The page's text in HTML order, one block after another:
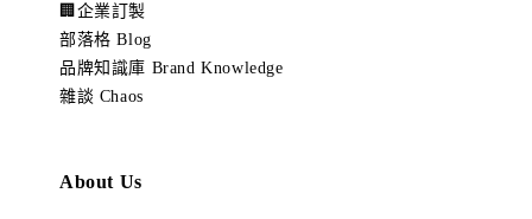
🏢企業訂製
部落格 Blog
品牌知識庫 Brand Knowledge
雜談 Chaos
About Us